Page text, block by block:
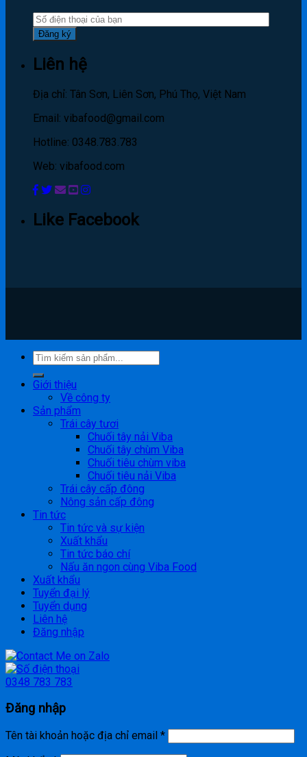
Liên hệ
Địa chỉ: Tân Sơn, Liên Sơn, Phú Thọ, Việt Nam
Email: vibafood@gmail.com
Hotline: 0348.783.783
Web: vibafood.com
Like Facebook
Giới thiệu
Về công ty
Sản phẩm
Trái cây tươi
Chuối tây nải Viba
Chuối tây chùm Viba
Chuối tiêu chùm viba
Chuối tiêu nải Viba
Trái cây cấp đông
Nông sản cấp đông
Tin tức
Tin tức và sự kiện
Xuất khẩu
Tin tức báo chí
Nấu ăn ngon cùng Viba Food
Xuất khẩu
Tuyển đại lý
Tuyển dụng
Liên hệ
Đăng nhập
0348 783 783
Đăng nhập
Tên tài khoản hoặc địa chỉ email *